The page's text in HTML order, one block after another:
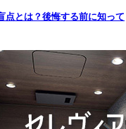
点とは？後悔する前に知って